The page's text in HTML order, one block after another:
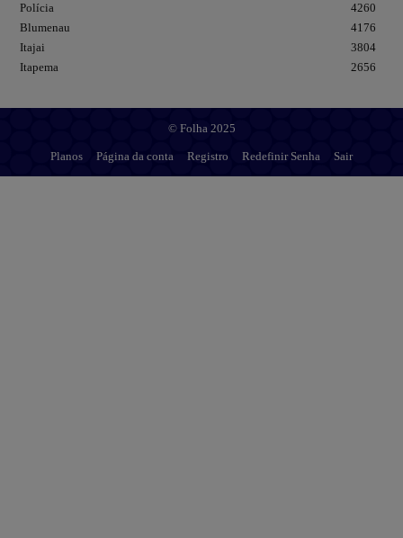
Polícia
4260
Blumenau
4176
Itajai
3804
Itapema
2656
© Folha 2025
Planos Página da conta Registro Redefinir Senha Sair